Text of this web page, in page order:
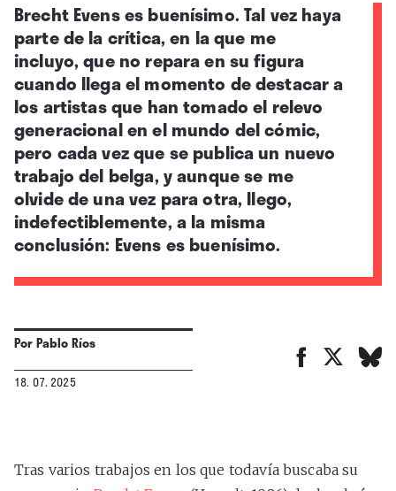
Brecht Evens es buenísimo. Tal vez haya
parte de la crítica, en la que me
incluyo, que no repara en su figura
cuando llega el momento de destacar a
los artistas que han tomado el relevo
generacional en el mundo del cómic,
pero cada vez que se publica un nuevo
trabajo del belga, y aunque se me
olvide de una vez para otra, llego,
indefectiblemente, a la misma
conclusión: Evens es buenísimo.
PorPablo Ríos
18. 07. 2025
Tras varios trabajos en los que todavía buscaba su